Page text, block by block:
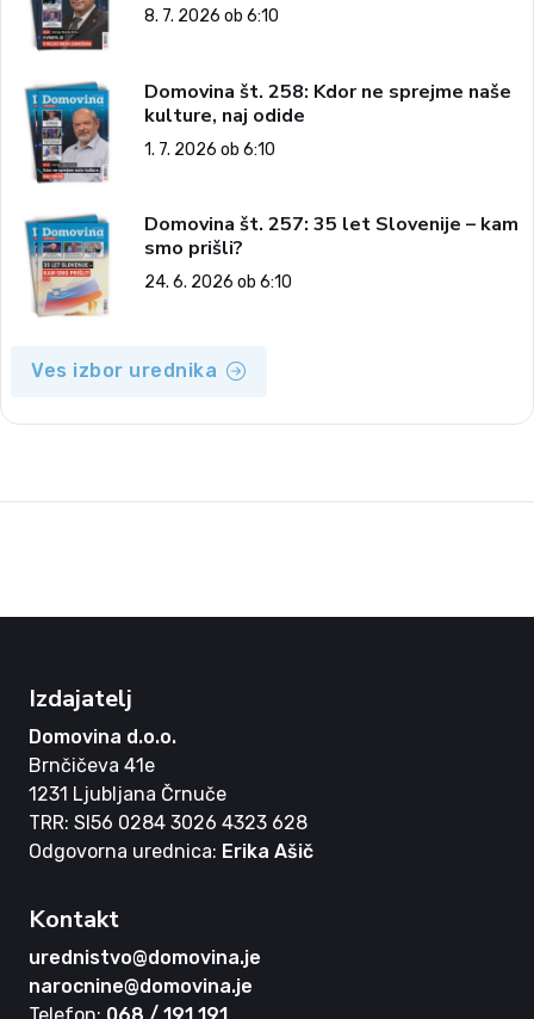
8. 7. 2026 ob 6:10
Domovina št. 258: Kdor ne sprejme naše
kulture, naj odide
1. 7. 2026 ob 6:10
Domovina št. 257: 35 let Slovenije – kam
smo prišli?
24. 6. 2026 ob 6:10
Ves izbor urednika
Izdajatelj
Domovina d.o.o.
Brnčičeva 41e
1231 Ljubljana Črnuče
TRR: SI56 0284 3026 4323 628
Odgovorna urednica: Erika Ašič
Kontakt
urednistvo@domovina.je
narocnine@domovina.je
Telefon: 068 / 191 191